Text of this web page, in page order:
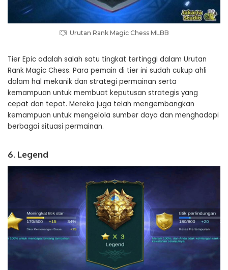
Urutan Rank Magic Chess MLBB
Tier Epic adalah salah satu tingkat tertinggi dalam Urutan
Rank Magic Chess. Para pemain di tier ini sudah cukup ahli
dalam hal mekanik dan strategi permainan serta
kemampuan untuk membuat keputusan strategis yang
cepat dan tepat. Mereka juga telah mengembangkan
kemampuan untuk mengelola sumber daya dan menghadapi
berbagai situasi permainan.
6. Legend